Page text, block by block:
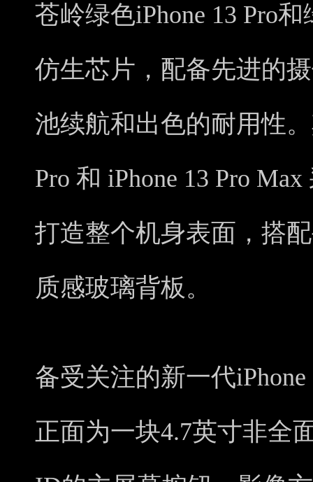
苍岭绿色iPhone 13 Pro
仿生芯片，配备先进的
池续航和出色的耐用性
Pro 和 iPhone 13 Pro
打造整个机身表面，搭
质感玻璃背板。
备受关注的新一代
正面为一块4.7英寸非全